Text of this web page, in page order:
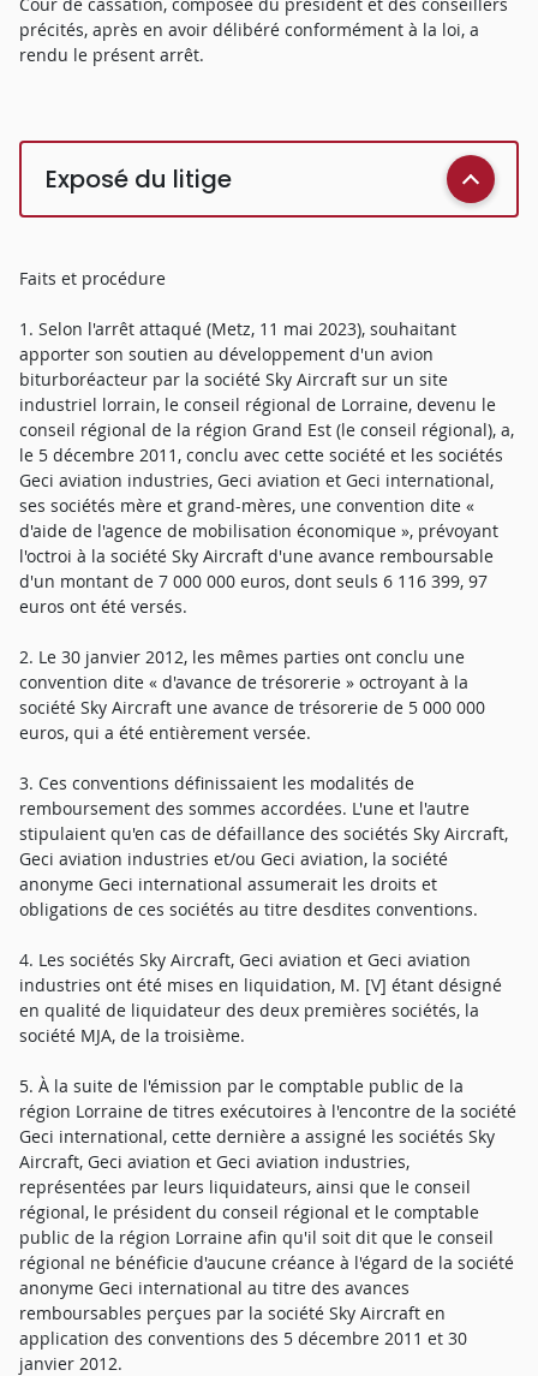
précités, après en avoir délibéré conformément à la loi, a
rendu le présent arrêt.
Exposé du litige
Faits et procédure
1. Selon l'arrêt attaqué (Metz, 11 mai 2023), souhaitant
apporter son soutien au développement d'un avion
biturboréacteur par la société Sky Aircraft sur un site
industriel lorrain, le conseil régional de Lorraine, devenu le
conseil régional de la région Grand Est (le conseil régional), a,
le 5 décembre 2011, conclu avec cette société et les sociétés
Geci aviation industries, Geci aviation et Geci international,
ses sociétés mère et grand-mères, une convention dite «
d'aide de l'agence de mobilisation économique », prévoyant
l'octroi à la société Sky Aircraft d'une avance remboursable
d'un montant de 7 000 000 euros, dont seuls 6 116 399, 97
euros ont été versés.
2. Le 30 janvier 2012, les mêmes parties ont conclu une
convention dite « d'avance de trésorerie » octroyant à la
société Sky Aircraft une avance de trésorerie de 5 000 000
euros, qui a été entièrement versée.
3. Ces conventions définissaient les modalités de
remboursement des sommes accordées. L'une et l'autre
stipulaient qu'en cas de défaillance des sociétés Sky Aircraft,
Geci aviation industries et/ou Geci aviation, la société
anonyme Geci international assumerait les droits et
obligations de ces sociétés au titre desdites conventions.
4. Les sociétés Sky Aircraft, Geci aviation et Geci aviation
industries ont été mises en liquidation, M. [V] étant désigné
en qualité de liquidateur des deux premières sociétés, la
société MJA, de la troisième.
5. À la suite de l'émission par le comptable public de la
région Lorraine de titres exécutoires à l'encontre de la société
Geci international, cette dernière a assigné les sociétés Sky
Aircraft, Geci aviation et Geci aviation industries,
représentées par leurs liquidateurs, ainsi que le conseil
régional, le président du conseil régional et le comptable
public de la région Lorraine afin qu'il soit dit que le conseil
régional ne bénéficie d'aucune créance à l'égard de la société
anonyme Geci international au titre des avances
remboursables perçues par la société Sky Aircraft en
application des conventions des 5 décembre 2011 et 30
janvier 2012.